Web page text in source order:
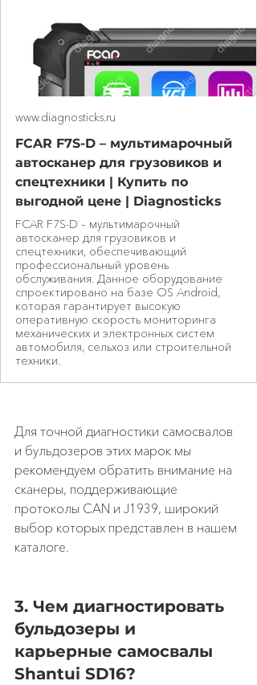
www.diagnosticks.ru
FCAR F7S-D – мультимарочный
автосканер для грузовиков и
спецтехники | Купить по
выгодной цене | Diagnosticks
FCAR F7S-D – мультимарочный
автосканер для грузовиков и
спецтехники, обеспечивающий
профессиональный уровень
обслуживания. Данное оборудование
спроектировано на базе OS Android,
которая гарантирует высокую
оперативную скорость мониторинга
механических и электронных систем
автомобиля, сельхоз или строительной
техники.
Для точной диагностики самосвалов
и бульдозеров этих марок мы
рекомендуем обратить внимание на
сканеры, поддерживающие
протоколы CAN и J1939, широкий
выбор которых представлен в нашем
каталоге.
3. Чем диагностировать
бульдозеры и
карьерные самосвалы
Shantui SD16?